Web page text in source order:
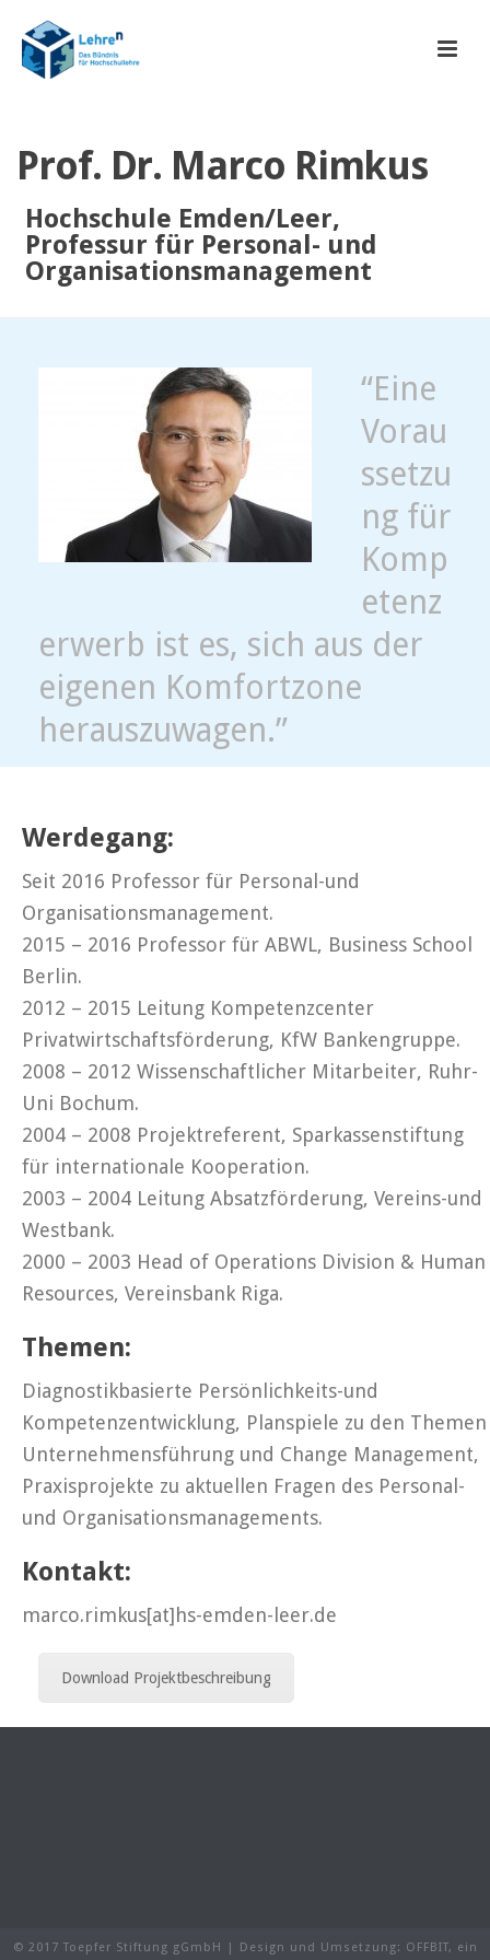
Prof. Dr. Marco Rimkus
Hochschule Emden/Leer,
Professur für Personal- und
Organisationsmanagement
“Eine
Vorau
ssetzu
ng für
Komp
etenz
erwerb ist es, sich aus der
eigenen Komfortzone
herauszuwagen.”
Werdegang:
Seit 2016 Professor für Personal-und
Organisationsmanagement.
2015 – 2016 Professor für ABWL, Business School
Berlin.
2012 – 2015 Leitung Kompetenzcenter
Privatwirtschaftsförderung, KfW Bankengruppe.
2008 – 2012 Wissenschaftlicher Mitarbeiter, Ruhr-
Uni Bochum.
2004 – 2008 Projektreferent, Sparkassenstiftung
für internationale Kooperation.
2003 – 2004 Leitung Absatzförderung, Vereins-und
Westbank.
2000 – 2003 Head of Operations Division & Human
Resources, Vereinsbank Riga.
Themen:
Diagnostikbasierte Persönlichkeits-und
Kompetenzentwicklung, Planspiele zu den Themen
Unternehmensführung und Change Management,
Praxisprojekte zu aktuellen Fragen des Personal-
und Organisationsmanagements.
Kontakt:
marco.rimkus[at]hs-emden-leer.de
Download Projektbeschreibung
© 2017 Toepfer Stiftung gGmbH | Design und Umsetzung: OFFBIT, ein